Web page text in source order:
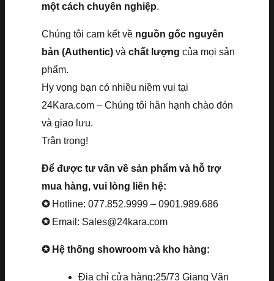
một cách chuyên nghiệp.
Chúng tôi cam kết về nguồn gốc nguyên
bản (Authentic) và chất lượng của mọi sản
phẩm.
Hy vọng bạn có nhiều niềm vui tại
24Kara.com – Chúng tôi hân hạnh chào đón
và giao lưu.
Trân trọng!
Để được tư vấn về sản phẩm và hỗ trợ
mua hàng, vui lòng liên hệ:
✪ Hotline: 077.852.9999 – 0901.989.686
✪ Email: Sales@24kara.com
✪ Hệ thống showroom và kho hàng:
Địa chỉ cửa hàng:25/73 Giang Văn